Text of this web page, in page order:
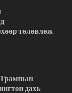
төлөвлөж
Трампын
дахь